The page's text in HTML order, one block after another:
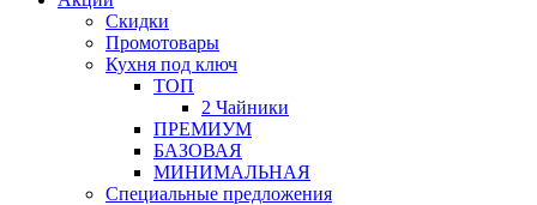
Скидки
Промотовары
Кухня под ключ
ТОП
2 Чайники
ПРЕМИУМ
БАЗОВАЯ
МИНИМАЛЬНАЯ
Специальные предложения